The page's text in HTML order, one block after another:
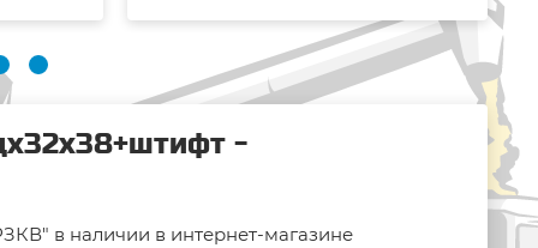
-
в наличии в интернет-магазине